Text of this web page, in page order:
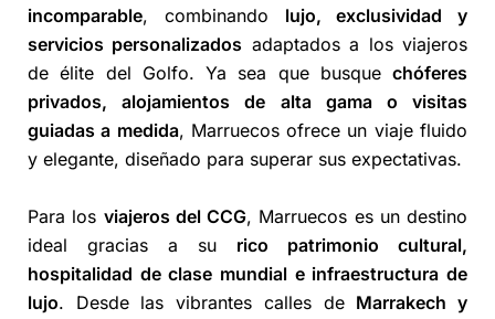
incomparable, combinando lujo, exclusividad y
servicios personalizados adaptados a los viajeros
de élite del Golfo. Ya sea que busque chóferes
privados, alojamientos de alta gama o visitas
guiadas a medida, Marruecos ofrece un viaje fluido
y elegante, diseñado para superar sus expectativas.
Para los viajeros del CCG, Marruecos es un destino
ideal gracias a su rico patrimonio cultural,
hospitalidad de clase mundial e infraestructura de
lujo. Desde las vibrantes calles de Marrakech y